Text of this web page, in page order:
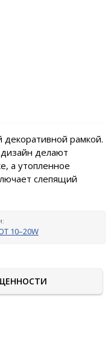
декоративной рамкой.
делают
а утопленное
слепящий
10–20W